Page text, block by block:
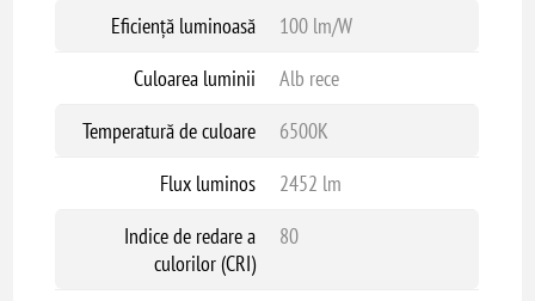
Eficiență luminoasă
100 lm/W
Culoarea luminii
Alb rece
Temperatură de culoare
6500K
Flux luminos
2452 lm
Indice de redare a
culorilor (CRI)
80